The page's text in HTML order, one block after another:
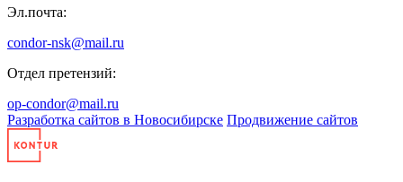
Эл.почта:
condor-nsk@mail.ru
Отдел претензий:
op-condor@mail.ru
Разработка сайтов в Новосибирске Продвижение сайтов